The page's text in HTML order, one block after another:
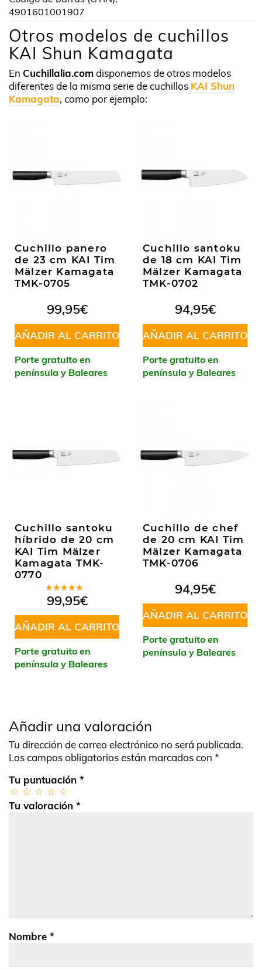
4901601001907
Otros modelos de cuchillos
KAI Shun Kamagata
En Cuchillalia.comdisponemos de otros modelos
diferentes de la misma serie de cuchillos KAI Shun
Kamagata, como por ejemplo:
Cuchillo panero
de 23 cm KAI Tim
Mälzer Kamagata
TMK-0705
99,95€
AÑADIR AL CARRITO
Porte gratuito en
península y Baleares
Cuchillo santoku
de 18 cm KAI Tim
Mälzer Kamagata
TMK-0702
94,95€
AÑADIR AL CARRITO
Porte gratuito en
península y Baleares
Cuchillo santoku
híbrido de 20 cm
KAI Tim Mälzer
Kamagata TMK-
0770
Valorado
en5.00de
5
99,95€
AÑADIR AL CARRITO
Porte gratuito en
península y Baleares
Cuchillo de chef
de 20 cm KAI Tim
Mälzer Kamagata
TMK-0706
94,95€
AÑADIR AL CARRITO
Porte gratuito en
península y Baleares
Añadir una valoración
Tu dirección de correo electrónico no será publicada.
Los campos obligatorios están marcados con *
Tu puntuación *
Tu valoración *
Nombre *